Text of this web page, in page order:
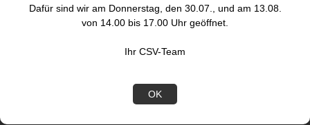
Dafür sind wir am Donnerstag, den 30.07., und am 13.08.
von 14.00 bis 17.00 Uhr geöffnet.
Ihr CSV-Team
OK
Wählen Sie aus verschiedenen Alarmtönen in der Imou Life App
Bedürfnisse und Wünsche anzupassen.